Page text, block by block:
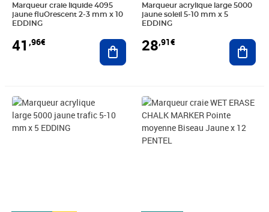
Marqueur craie liquide 4095
jaune fluOrescent 2-3 mm x 10
EDDING
41 ,96€ Ajouter au panier
Marqueur acrylique large 5000
jaune soleil 5-10 mm x 5
EDDING
28,91€
Prix 28,86€ Prix 74,00€